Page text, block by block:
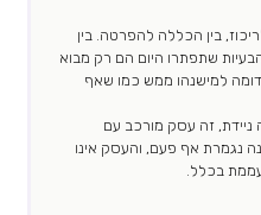
בין הכללה להפרטה. בין
שתפתרו היום הם רק מבוא
דומה למישנהו ממש כמו שאף
ניידת, זה עסק מורכב עם
נגמרת אף פעם, והעסק אינו
בכלל.